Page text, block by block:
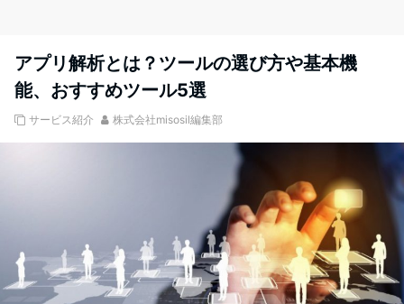
アプリ解析とは？ツールの選び方や基本機
能、おすすめツール5選
サービス紹介 株式会社misosil編集部